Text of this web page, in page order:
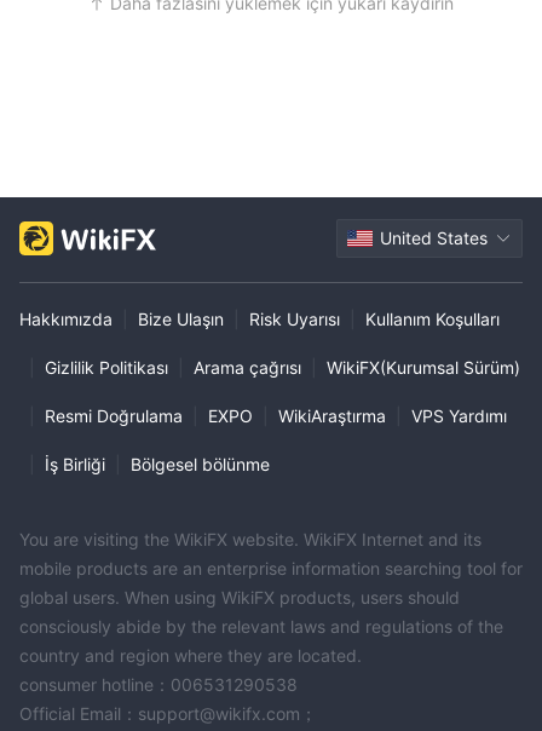
United States
Hakkımızda Bize Ulaşın Risk Uyarısı Kullanım Koşulları
Gizlilik Politikası Arama çağrısı WikiFX(Kurumsal Sürüm)
Resmi Doğrulama EXPO WikiAraştırma VPS Yardımı
İş Birliği Bölgesel bölünme
You are visiting the WikiFX website. WikiFX Internet and its
mobile products are an enterprise information searching tool for
global users. When using WikiFX products, users should
consciously abide by the relevant laws and regulations of the
country and region where they are located.
consumer hotline：006531290538
Official Email：support@wikifx.com；